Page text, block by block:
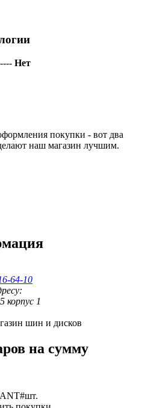
Нет
покупки - вот два
наш магазин лучшим.
64-10
корпус 1
шин и дисков
на сумму
шт.